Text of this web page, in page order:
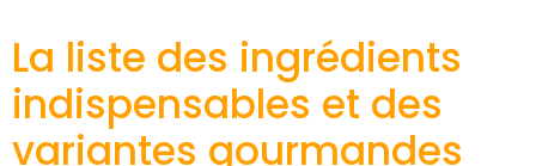
La liste des ingrédients
indispensables et des
variantes gourmandes